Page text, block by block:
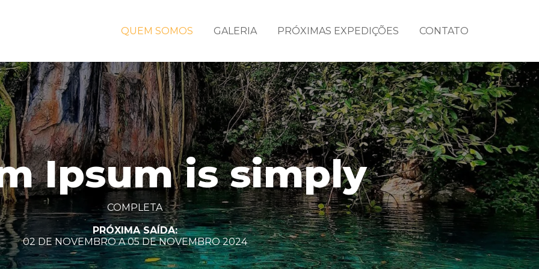
QUEM SOMOS GALERIA PRÓXIMAS EXPEDIÇÕES CONTATO
Ipsum is simply
COMPLETA
PRÓXIMA SAÍDA:
02 DE NOVEMBRO A 05 DE NOVEMBRO 2024